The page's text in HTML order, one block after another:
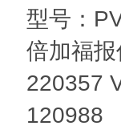
型号：
倍加福
220357
120988